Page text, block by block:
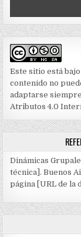
Este sitio está
contenido no
adaptarse
Atributos 4.0
Dinámicas
técnica]. Buenos
página [URL de la